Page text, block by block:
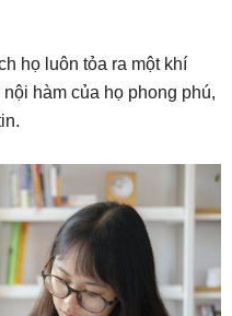
họ luôn tỏa ra một khí
hàm của họ phong phú,